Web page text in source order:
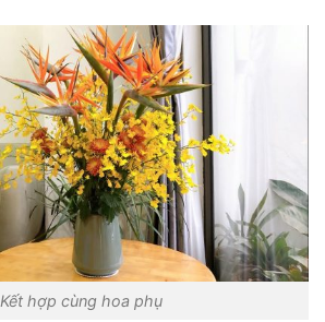
Kết hợp cùng hoa phụ